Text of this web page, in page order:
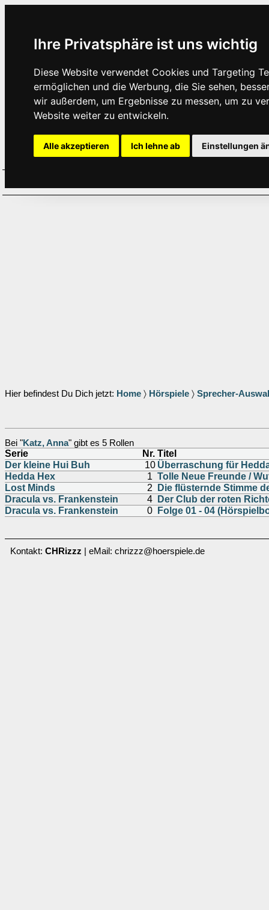
Ihre Privatsphäre ist uns wichtig
Diese Website verwendet Cookies und Targeting
ermöglichen und die Werbung, die Sie sehen,
wir außerdem, um Ergebnisse zu messen, um zu
Website weiter zu entwickeln.
Alle akzeptieren Ich lehne ab Einstellungen
Hier befindest Du Dich jetzt: Home 〉 Hörspiele 〉 Sprecher-
Bei "Katz, Anna" gibt es 5 Rollen
Serie Nr. Titel
Der kleine Hui Buh
10 Überraschung für
Hedda Hex
1 Tolle Neue Freunde /
Lost Minds
2
Die flüsternde Stimme
Dracula vs. Frankenstein
4
Der Club der roten
Dracula vs. Frankenstein
0 Folge 01 - 04
Kontakt: CHRizzz | eMail: chrizzz@hoerspiele.de